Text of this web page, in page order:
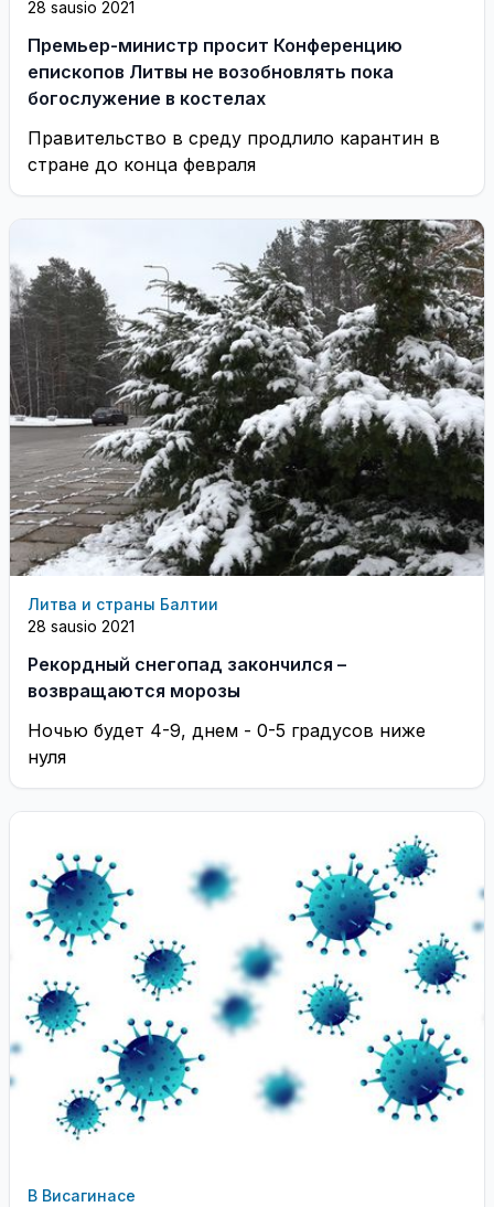
28 sausio 2021
Премьер-министр просит Конференцию
епископов Литвы не возобновлять пока
богослужение в костелах
Правительство в среду продлило карантин в
стране до конца февраля
Литва и страны Балтии
28 sausio 2021
Рекордный снегопад закончился –
возвращаются морозы
Ночью будет 4-9, днем - 0-5 градусов ниже
нуля
В Висагинасе